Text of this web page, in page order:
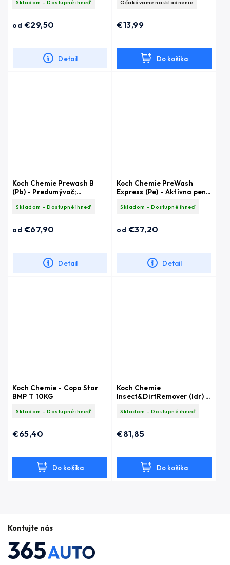
hmyzu
Skladom - Dostupné ihneď
od €29,50
Detail
Očakávame naskladnenie
€13,99
Do košíka
Koch Chemie Prewash B
(Pb) - Predumývač;
Skladom - Dostupné ihneď
od €67,90
Detail
Koch Chemie PreWash
Express (Pe) - Aktívna pena
Skladom - Dostupné ihneď
od €37,20
Detail
Koch Chemie - Copo Star
BMP T 10KG
Skladom - Dostupné ihneď
€65,40
Do košíka
Koch Chemie
Insect&DirtRemover (Idr) -
nečistôt 10L
Skladom - Dostupné ihneď
€81,85
Do košíka
Kontujte nás